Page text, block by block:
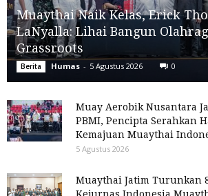
Muaythai Naik Kelas, Erick
LaNyalla: Lihai Bangun
Grassroots
Berita Humas - 5 Agustus 2026 0
Muay Aerobik Nusantara
PBMI, Pencipta Serahkan
Kemajuan Muaythai
5 Agustus 2026
Muaythai Jatim Turunkan
Kejurnas Indonesia